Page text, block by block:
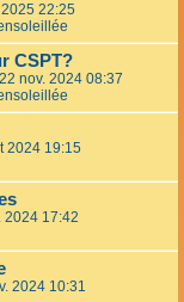
r
22:25
CSPT?
nov. 2024 08:37
2024 19:15
2024 17:42
2024 10:31